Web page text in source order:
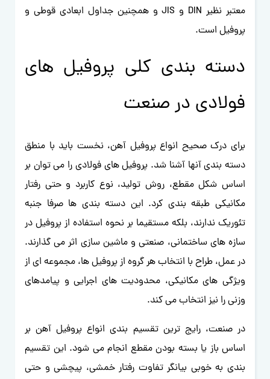
معتبر نظیر DIN و JIS و همچنین جداول ابعادی قوطی و
پروفیل است.
دسته بندی کلی پروفیل های
فولادی در صنعت
برای درک صحیح انواع پروفیل آهن، نخست باید با منطق
دسته بندی آنها آشنا شد. پروفیل های فولادی را می توان بر
اساس شکل مقطع، روش تولید، نوع کاربرد و حتی رفتار
مکانیکی طبقه بندی کرد. این دسته بندی ها صرفا جنبه
تئوریک ندارند، بلکه مستقیما بر نحوه استفاده از پروفیل در
سازه های ساختمانی، صنعتی و ماشین سازی اثر می گذارند.
در عمل، طراح با انتخاب هر گروه از پروفیل ها، مجموعه ای از
ویژگی های مکانیکی، محدودیت های اجرایی و پیامدهای
وزنی را نیز انتخاب می کند.
در صنعت، رایج ترین تقسیم بندی انواع پروفیل آهن بر
اساس باز یا بسته بودن مقطع انجام می شود. این تقسیم
بندی به خوبی بیانگر تفاوت رفتار خمشی، پیچشی و حتی